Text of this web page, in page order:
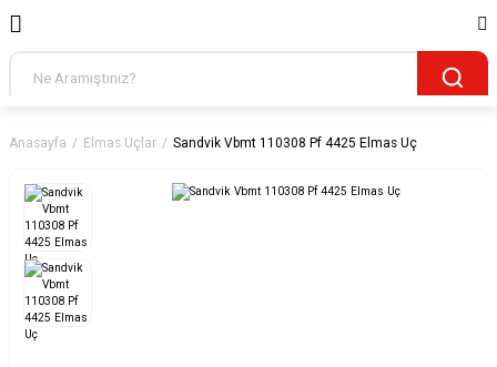
Anasayfa Elmas Uçlar Sandvik Vbmt 110308 Pf 4425 Elmas Uç